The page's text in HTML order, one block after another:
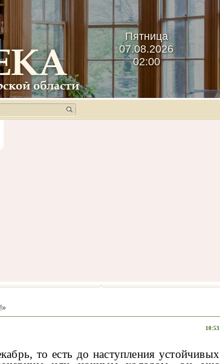
Пятница
07.08.2026
02:00
10:53
то есть до наступления устойчивых